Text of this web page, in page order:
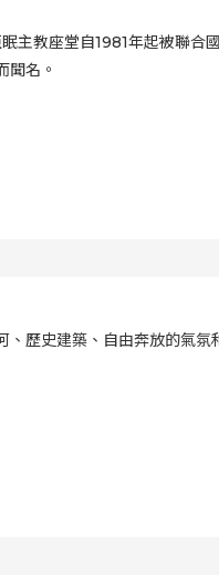
主教座堂自1981年起被聯合
聞名。
、歷史建築、自由奔放的氣氛